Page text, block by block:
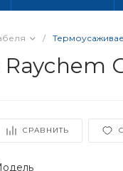
/
СРАВНИТЬ